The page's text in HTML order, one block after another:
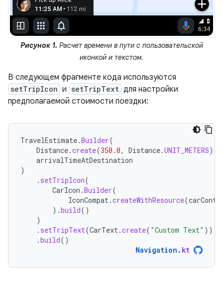
Рисунок 1. Расчет времени в пути с пользовательской
иконкой и текстом.
В следующем фрагменте кода используются
setTripIcon и setTripText для настройки
предполагаемой стоимости поездки:
TravelEstimate.Builder(
Distance.create(350.0, Distance.UNIT_METERS),
arrivalTimeAtDestination
)
. setTripIcon(
CarIcon .Builder(
IconCompat .createWithResource(
).build()
)
. setTripText(CarText .create( "Custom Text" ))
.build()
Navigation . kt